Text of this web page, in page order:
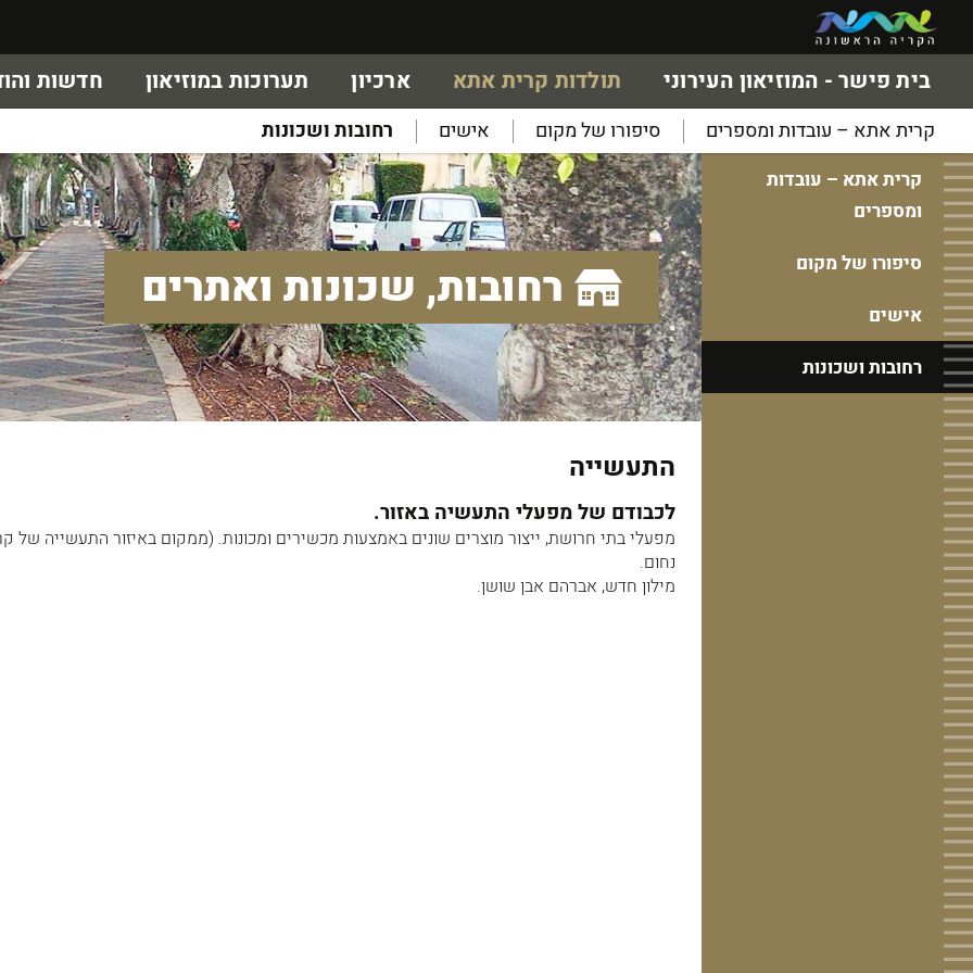
בית פישר - המוזיאון העירוני תולדות קרית אתא
קרית אתא – עובדות ומספרים סיפורו של מקום אישים רחובות ושכונות
ארכיון תערוכות במוזיאון חדשות
קרית אתא – עובדות
ומספרים
סיפורו של מקום
אישים
רחובות ושכונות
רחובות, שכונות ואתרים
התעשייה
לכבודם של מפעלי התעשיה באזור.
מפעלי בתי חרושת, ייצור מוצרים שונים באמצעות מכשירים ומכונות. (ממקום באיזור התעשייה של
נחום.
מילון חדש, אברהם אבן שושן.